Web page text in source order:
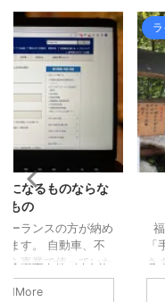
のならな
の方が納め
動車、不
使っていた
金を払って
ーラン
ライフ
「手打
ど
福岡での仕
「手打ちそ
きました。
変更し、そ
ことになり